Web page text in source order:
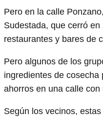
Pero en la calle
Sudestada, que cerró
restaurantes y bares de
Pero algunos de los
ingredientes de
ahorros en una calle
Según los vecinos,